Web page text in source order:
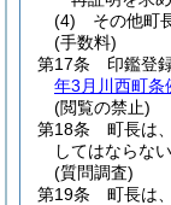
(4)
その他町
(手数料)
第17条
印鑑登
年3月川西町条
(閲覧の禁止)
第18条
町長は
してはならない
(質問調査)
第19条
町長は